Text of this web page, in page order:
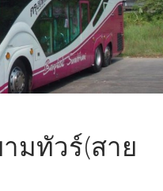
มทัวร์(สาย